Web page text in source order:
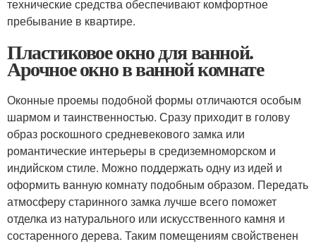
технические средства обеспечивают комфортное
пребывание в квартире.
Пластиковое окно для ванной.
Арочное окно в ванной комнате
Оконные проемы подобной формы отличаются особым
шармом и таинственностью. Сразу приходит в голову
образ роскошного средневекового замка или
романтические интерьеры в средиземноморском и
индийском стиле. Можно поддержать одну из идей и
оформить ванную комнату подобным образом. Передать
атмосферу старинного замка лучше всего поможет
отделка из натурального или искусственного камня и
состаренного дерева. Таким помещениям свойственен